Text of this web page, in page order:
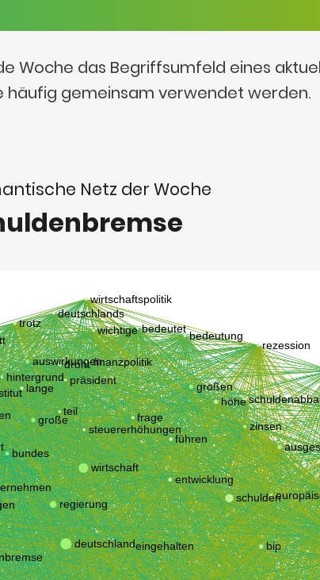
Woche das Begriffsumfeld eines
häufig gemeinsam verwendet werden.
Netz der Woche